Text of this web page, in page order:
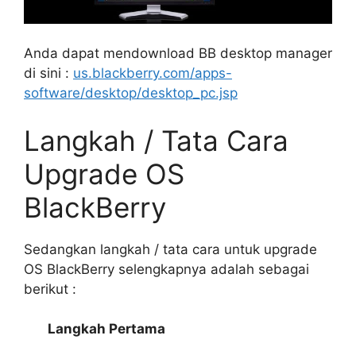
Anda dapat mendownload BB desktop manager
di sini : us.blackberry.com/apps-
software/desktop/desktop_pc.jsp
Langkah / Tata Cara
Upgrade OS
BlackBerry
Sedangkan langkah / tata cara untuk upgrade
OS BlackBerry selengkapnya adalah sebagai
berikut :
Langkah Pertama